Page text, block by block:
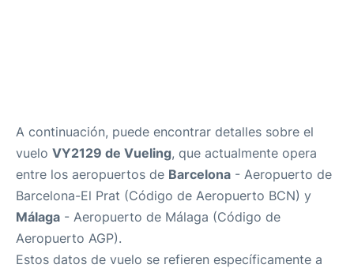
A continuación, puede encontrar detalles sobre el
vuelo VY2129 de Vueling, que actualmente opera
entre los aeropuertos de Barcelona - Aeropuerto de
Barcelona-El Prat (Código de Aeropuerto BCN) y
Málaga - Aeropuerto de Málaga (Código de
Aeropuerto AGP).
Estos datos de vuelo se refieren específicamente a